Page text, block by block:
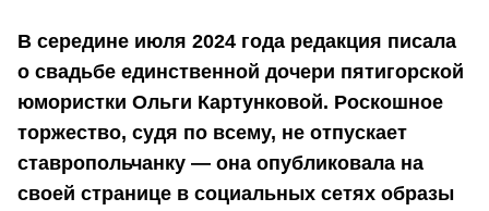
В середине июля 2024 года редакция писала
о свадьбе единственной дочери пятигорской
юмористки Ольги Картунковой. Роскошное
торжество, судя по всему, не отпускает
ставропольчанку — она опубликовала на
своей странице в социальных сетях образы